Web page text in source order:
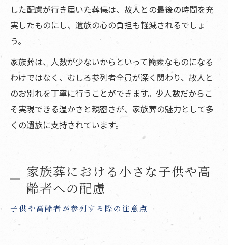
した配慮が行き届いた葬儀は、故人との最後の時間を充
実したものにし、遺族の心の負担も軽減されるでしょ
う。
家族葬は、人数が少ないからといって簡素なものになる
わけではなく、むしろ参列者全員が深く関わり、故人と
のお別れを丁寧に行うことができます。少人数だからこ
そ実現できる温かさと親密さが、家族葬の魅力として多
くの遺族に支持されています。
家族葬における小さな子供や高
齢者への配慮
子供や高齢者が参列する際の注意点